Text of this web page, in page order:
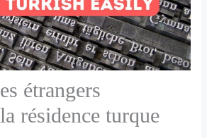
étrangers
résidence turque